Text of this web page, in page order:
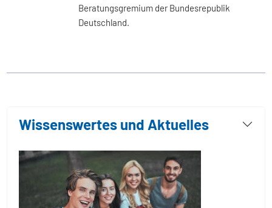
Beratungsgremium der Bundesrepublik
Deutschland.
Wissenswertes und Aktuelles